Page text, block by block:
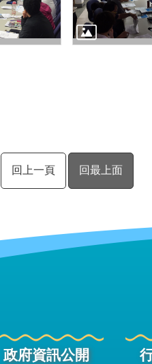
回上一頁 回最上面
政府資訊公開